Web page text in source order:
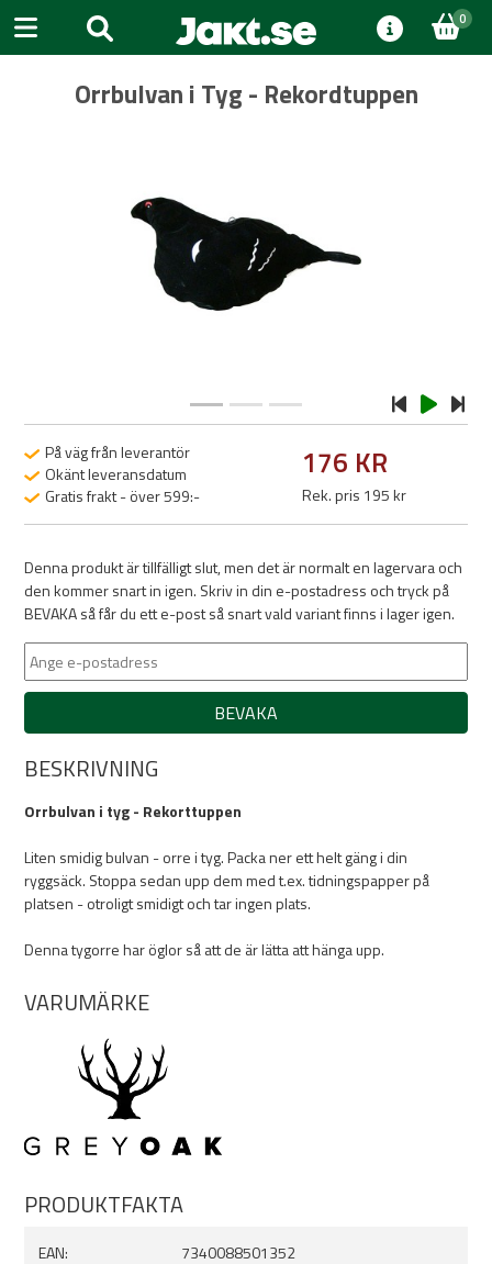
0
Orrbulvan i Tyg - Rekordtuppen
På väg från leverantör
Okänt leveransdatum
Gratis frakt - över 599:-
176 KR
Rek. pris 195 kr
Denna produkt är tillfälligt slut, men det är normalt en lagervara och
den kommer snart in igen. Skriv in din e-postadress och tryck på
BEVAKA så får du ett e-post så snart vald variant finns i lager igen.
BEVAKA
BESKRIVNING
Orrbulvan i tyg - Rekorttuppen
Liten smidig bulvan - orre i tyg. Packa ner ett helt gäng i din
ryggsäck. Stoppa sedan upp dem med t.ex. tidningspapper på
platsen - otroligt smidigt och tar ingen plats.
Denna tygorre har öglor så att de är lätta att hänga upp.
VARUMÄRKE
PRODUKTFAKTA
EAN:
7340088501352